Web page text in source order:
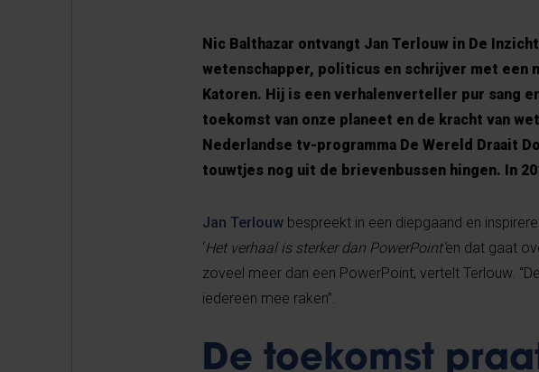
Nic Balthazar ontvangt Jan Terlouw in De
wetenschapper, politicus en schrijver met een
Katoren. Hij is een verhalenverteller pur sang
toekomst van onze planeet en de kracht van
Nederlandse tv-programma De Wereld Draait
touwtjes nog uit de brievenbussen hingen. In
Jan Terlouw bespreekt in een diepgaand en
‘Het verhaal is sterker dan PowerPoint’en dat gaat
zoveel meer dan een PowerPoint, vertelt Terlouw.
iedereen mee raken”.
De toekomst